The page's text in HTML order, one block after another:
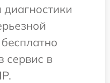
сервис в